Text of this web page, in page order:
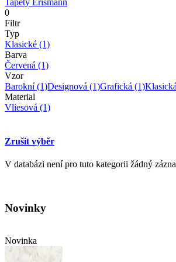
Tapety Erismann
0
Filtr
Typ
Klasické (1)
Barva
Červená (1)
Vzor
Barokní(1)Designová (1)Grafická (1)
Material
Vliesová (1)
Zrušit výběr
V databázi není pro tuto kategorii žádný
Novinky
Novinka